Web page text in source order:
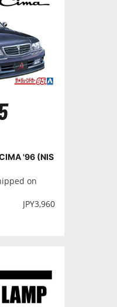
'96 (NIS
on
JPY3,960